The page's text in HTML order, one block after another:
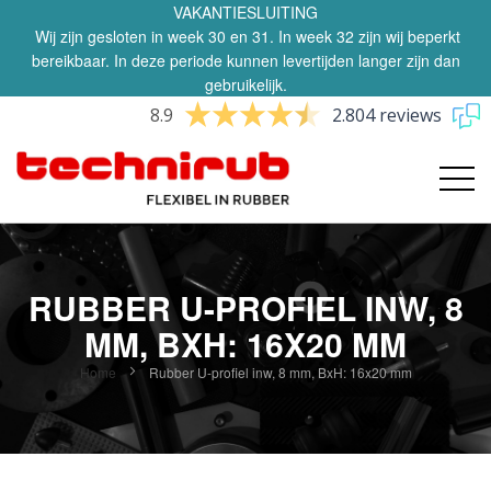
VAKANTIESLUITING
Wij zijn gesloten in week 30 en 31. In week 32 zijn wij beperkt
bereikbaar. In deze periode kunnen levertijden langer zijn dan
gebruikelijk.
8.9 2.804 reviews
RUBBER U-PROFIEL INW, 8
MM, BXH: 16X20 MM
Home Rubber U-profiel inw, 8 mm, BxH: 16x20 mm